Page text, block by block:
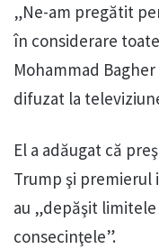
„Ne-am pregătit
în considerare
Mohammad
difuzat la
El a adăugat că
Trump şi premierul
au „depăşit
consecinţele”.